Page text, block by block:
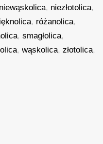
niewąskolica, niezłotolica,
, różanolica,
,smagłolica,
,wąskolica,złotolica,